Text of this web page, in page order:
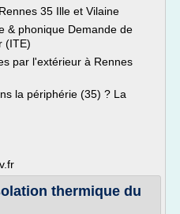
35 Ille et Vilaine
& phonique Demande de
(ITE)
par l'extérieur à Rennes
la périphérie (35) ? La
thermique du